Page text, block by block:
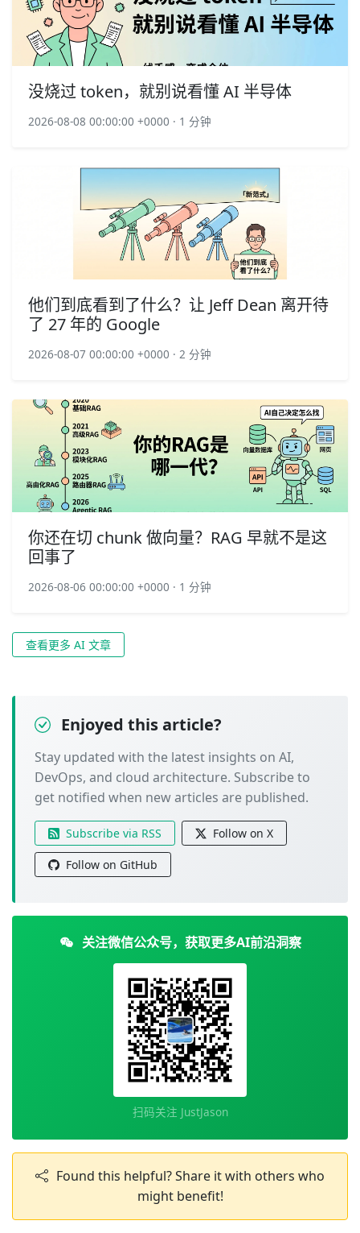
没烧过 token，就别说看懂 AI 半导体
2026-08-08 00:00:00 +0000 · 1 分钟
他们到底看到了什么？让 Jeff Dean 离开待
了 27 年的 Google
2026-08-07 00:00:00 +0000 · 2 分钟
你还在切 chunk 做向量？RAG 早就不是这
回事了
2026-08-06 00:00:00 +0000 · 1 分钟
查看更多 AI 文章
Enjoyed this article?
Stay updated with the latest insights on AI,
DevOps, and cloud architecture. Subscribe to
get notified when new articles are published.
Subscribe via RSS Follow on X
Follow on GitHub
关注微信公众号，获取更多AI前沿洞察
扫码关注 JustJason
Found this helpful? Share it with others who
might benefit!